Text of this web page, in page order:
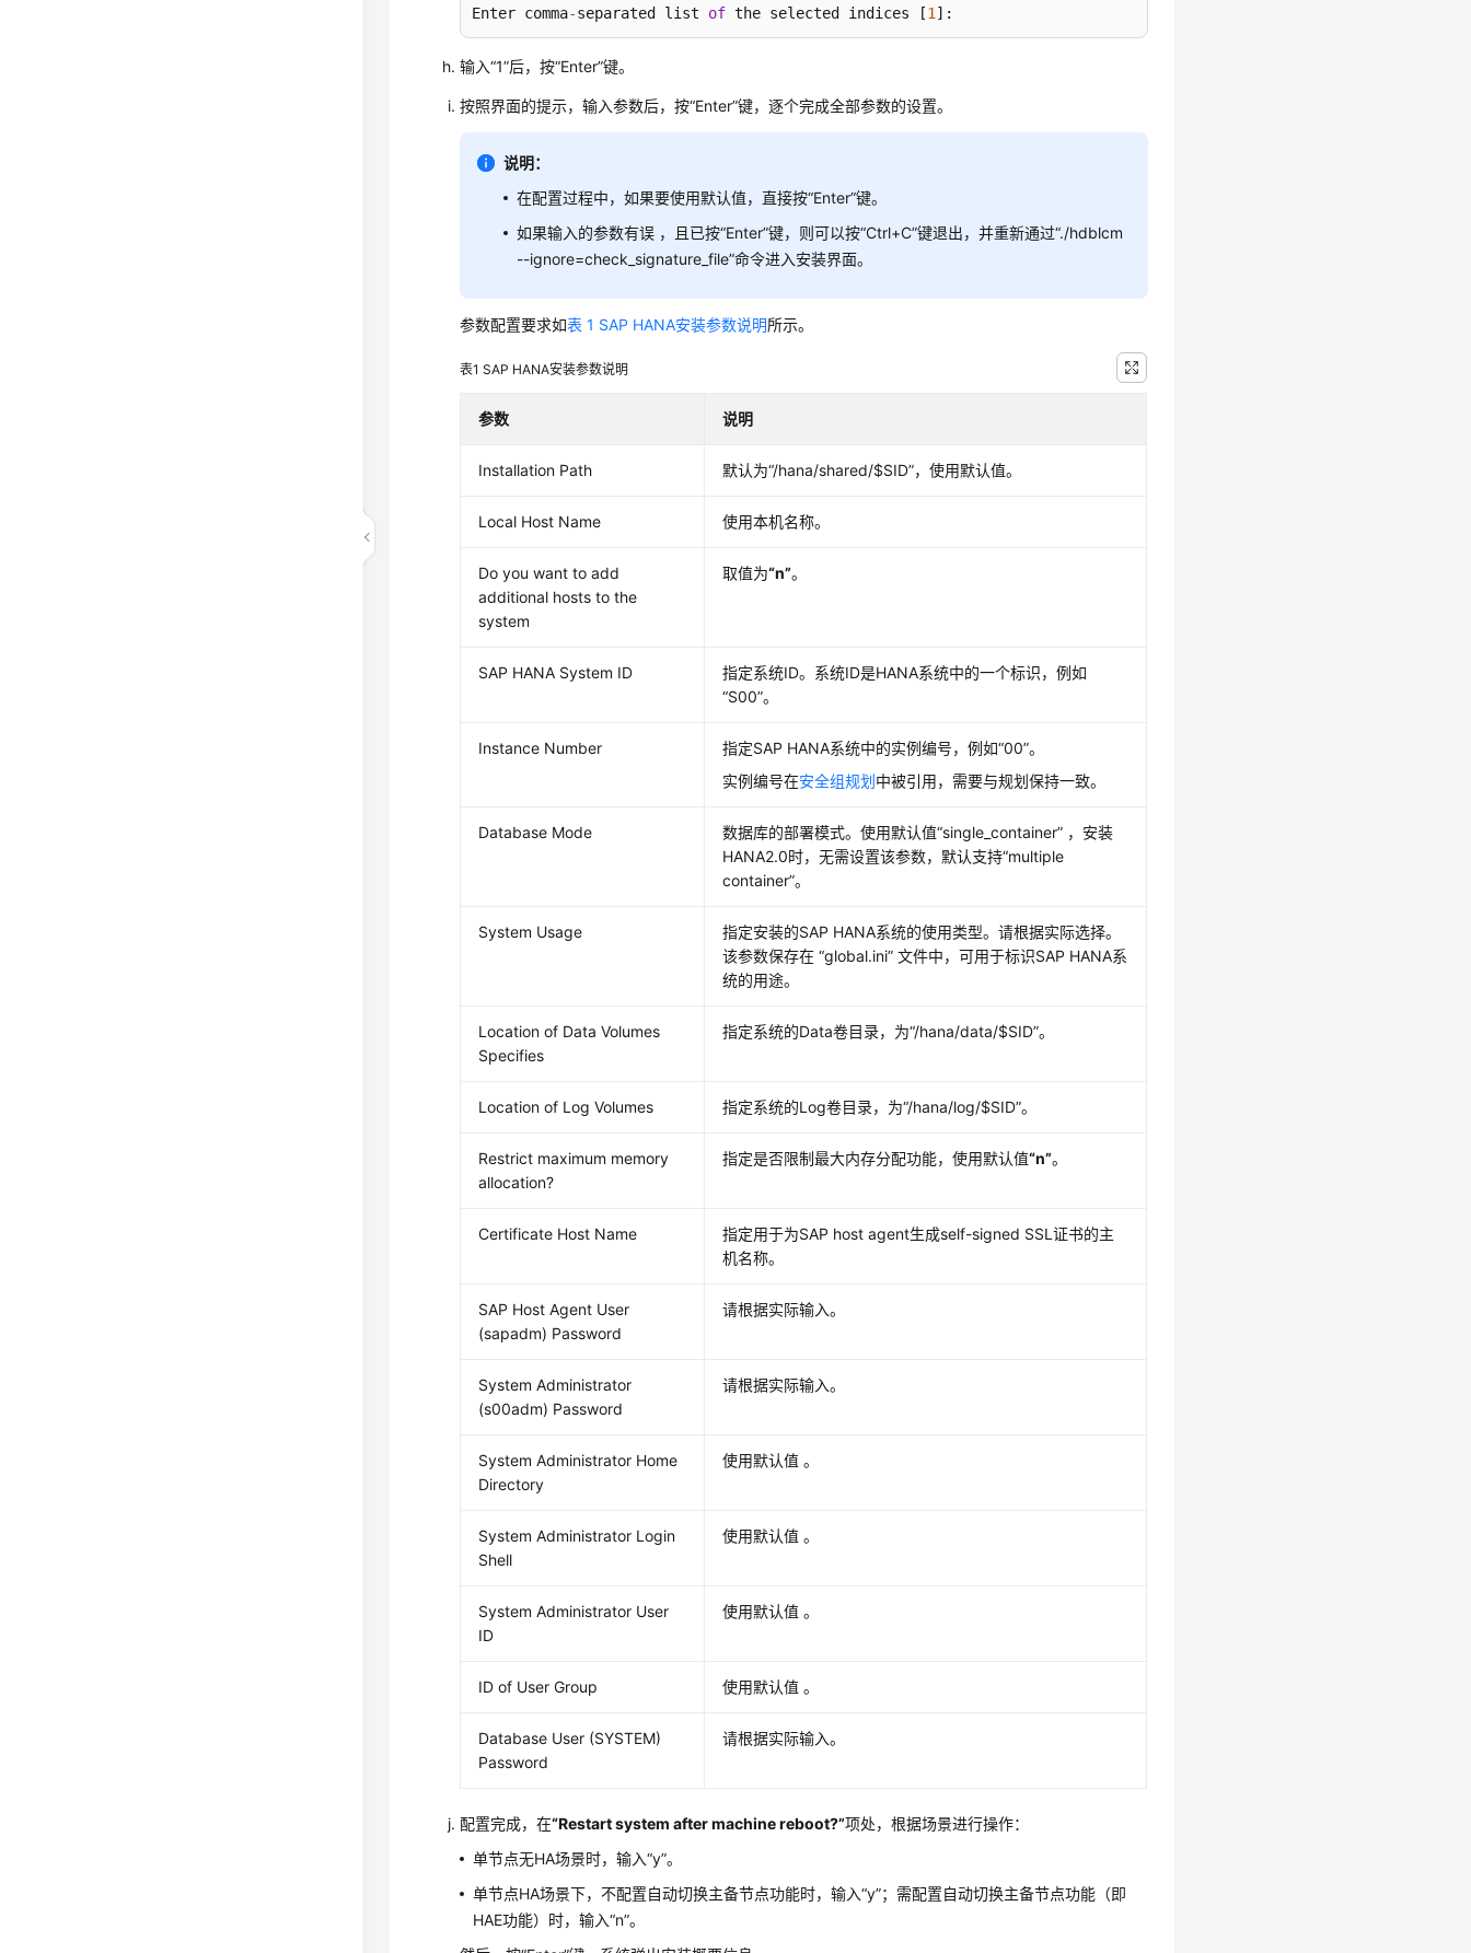
Enter comma-separated list of the selected indices [1 ]:
输入“1”后，按“Enter”键。
按照界面的提示，输入参数后，按“Enter”键，逐个完成全部参数的设置。
说明：
在配置过程中，如果要使用默认值，直接按“Enter”键。
如果输入的参数有误 ，且已按“Enter”键，则可以按“Ctrl+C”键退出，并重新通过“./hdblcm
--ignore=check_signature_file”命令进入安装界面。
参数配置要求如表 1 SAP HANA安装参数说明所示。
表1SAP HANA安装参数说明
参数 说明
Installation Path 默认为“/hana/shared/$SID”，使用默认值。
Local Host Name 使用本机名称。
Do you want to add
additional hosts to the
system
取值为“n”。
SAP HANA System ID
指定系统ID。系统ID是HANA系统中的一个标识，例如
“S00”。
Instance Number 指定SAP HANA系统中的实例编号，例如“00”。
实例编号在安全组规划中被引用，需要与规划保持一致。
Database Mode 数据库的部署模式。使用默认值“single_container” ，安装
HANA2.0时，无需设置该参数，默认支持“multiple
container”。
System Usage
指定安装的SAP HANA系统的使用类型。请根据实际选择。
该参数保存在“global.ini” 文件中，可用于标识SAP HANA系
统的用途。
Location of Data Volumes
Specifies
指定系统的Data卷目录，为“/hana/data/$SID”。
Location of Log Volumes 指定系统的Log卷目录，为“/hana/log/$SID”。
Restrict maximum memory
allocation?
指定是否限制最大内存分配功能，使用默认值“n”。
Certificate Host Name
指定用于为SAP host agent生成self-signed SSL证书的主
机名称。
SAP Host Agent User
(sapadm) Password
请根据实际输入。
System Administrator
(s00adm) Password
请根据实际输入。
System Administrator Home
Directory
使用默认值 。
System Administrator Login
Shell
使用默认值 。
System Administrator User
ID
使用默认值 。
ID of User Group 使用默认值 。
Database User (SYSTEM)
Password
请根据实际输入。
配置完成，在“Restart system after machine reboot?”项处，根据场景进行操作：
单节点无HA场景时，输入“y”。
单节点HA场景下，不配置自动切换主备节点功能时，输入“y”；需配置自动切换主备节点功能（即
HAE功能）时，输入“n”。